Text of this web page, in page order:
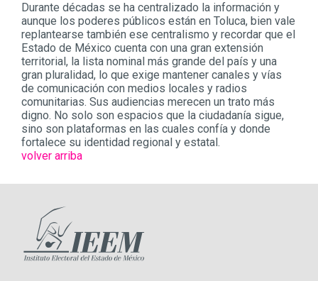
Durante décadas se ha centralizado la información y
aunque los poderes públicos están en Toluca, bien vale
replantearse también ese centralismo y recordar que el
Estado de México cuenta con una gran extensión
territorial, la lista nominal más grande del país y una
gran pluralidad, lo que exige mantener canales y vías
de comunicación con medios locales y radios
comunitarias. Sus audiencias merecen un trato más
digno. No solo son espacios que la ciudadanía sigue,
sino son plataformas en las cuales confía y donde
fortalece su identidad regional y estatal.
volver arriba